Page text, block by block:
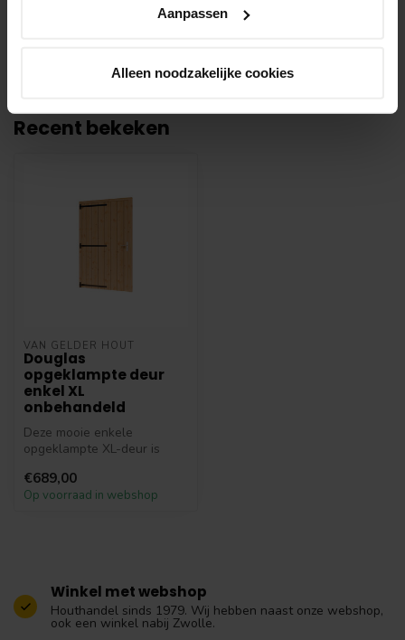
Aanpassen
Alleen noodzakelijke cookies
eventueel artikelen die niet voorradig zijn bij
Recent bekeken
VAN GELDER HOUT
Douglas
opgeklampte deur
enkel XL
onbehandeld
Deze mooie enkele
opgeklampte XL-deur is
Douglas hout. P...
€689,00
Op voorraad in webshop
Winkel met webshop
Houthandel sinds 1979. Wij hebben naast onze webshop,
ook een winkel nabij Zwolle.